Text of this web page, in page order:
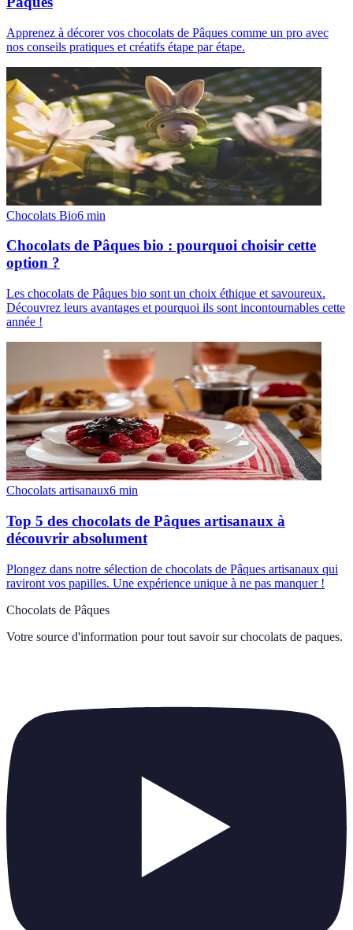
Apprenez à décorer vos chocolats de Pâques comme un pro avec
nos conseils pratiques et créatifs étape par étape.
Chocolats Bio6 min
Chocolats de Pâques bio : pourquoi choisir cette
option ?
Les chocolats de Pâques bio sont un choix éthique et savoureux.
Découvrez leurs avantages et pourquoi ils sont incontournables cette
année !
Chocolats artisanaux6 min
Top 5 des chocolats de Pâques artisanaux à
découvrir absolument
Plongez dans notre sélection de chocolats de Pâques artisanaux qui
raviront vos papilles. Une expérience unique à ne pas manquer !
Chocolats de Pâques
Votre source d'information pour tout savoir sur chocolats de paques.